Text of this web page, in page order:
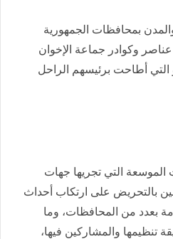
بمحافظات الجمهورية
وكوادر جماعة الإخوان
عقب ثورة 30 يونيو التي أطاحت برئيسهم الراحل
الموسعة التي تجريها جهات
بالتحريض على ارتكاب أحداث
بعدد من المحافظات، وما
تنظيمها والمشاركين فيها،